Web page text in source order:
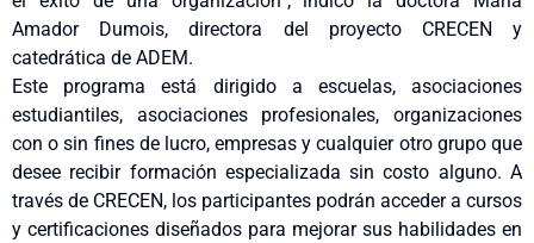
Amador Dumois, directora del proyecto CRECEN y
catedrática de ADEM.
Este programa está dirigido a escuelas, asociaciones
estudiantiles, asociaciones profesionales, organizaciones
con o sin fines de lucro, empresas y cualquier otro grupo que
desee recibir formación especializada sin costo alguno. A
través de CRECEN, los participantes podrán acceder a cursos
y certificaciones diseñados para mejorar sus habilidades en